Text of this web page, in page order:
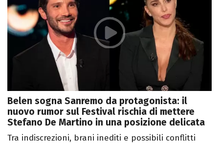
Belen sogna Sanremo da protagonista: il
nuovo rumor sul Festival rischia di mettere
Stefano De Martino in una posizione delicata
Tra indiscrezioni, brani inediti e possibili conflitti